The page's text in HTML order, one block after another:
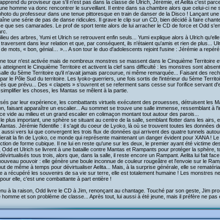
du proviseur que s'il n'est pas dans la classe de Ulrich, Jérémie, et Aelita c'est
homme va donc rencontrer le surveillant. Il entre dans sa chambre alors que celui-ci
du professeur dans une tenue pittoresque en train de danser de la Disco ! Lançant
une série de pas de danse ridicules. Il grave le clip sur un CD, bien décidé à faire
que ses camarades. Le prof de sport tente alors de lui arracher le CD de force et Odd
des arbres, Yumi et Ulrich se retrouvent enfin seuls... Yumi explique alors à Ulrich
traversent dans leur relation et que, par conséquent, ils n'étaient qu'amis et rien de plus...
mots, « bon, génial… »... A son tour le duo d'adolescents rejoint l'usine : Jérémie a
tour n'est activée mais de nombreux monstres se massent dans le Cinquième Territoire
atteignent le Cinquième Territoire et activent la clef sans difficulté : les monstres sont
du 5ème Territoire qu'il n'avait jamais parcourue, ni même remarquée... Faisant des
le Pôle Sud du territoire. Les lyoko-guerriers, une fois sortis de l'intérieur du 5ème
que prévu... Des « clapets » s'ouvrent et se referment sans cesse sur l'orifice servant
les choses, les Mantas se mêlent à la partie.
par leur expérience, les combattants virtuels exécutent des prouesses, détruisent les
faisant apparaître un escalier... Au sommet se trouve une salle immense, ressemblant à
vide au milieu et un grand escalier en colimaçon montant tout autour des parois...
plus important, une sphère se situant au centre de la salle, semblant flotter dans les airs,
Jérémie l'identifie : il s'agit du coeur de Lyoko, là où se trouvent toutes les données
aussi vers lui que convergent les trois flux de données qui arrivent des quatre tunnels
la fin de Lyoko, ce monde qui représente maintenant un danger évident pour XANA !
de forme cubique. Il ne lui en reste qu'une sur les deux, le premier ayant été victime
Odd et Ulrich se livrent à une bataille contre Mantas et Rampants pour protéger la sphère,
tous trois, alors que, dans la salle, il reste encore un Rampant. Aelita lui fait
pouvoir : elle génère une boule inconnue de couleur rougeâtre et l'envoie sur le
de même à temps pour dévirtualiser Aelita... Mais, à la surprise générale, elle se
a récupéré les souvenirs de sa vie sur terre, elle est totalement humaine ! Les monstres
elle, c'est une combattante à part entière !
à la raison, Odd livre le CD à Jim, renonçant au chantage. Touché par son geste, Jim
homme et son problème de classe... Après tout, lui aussi à été jeune, mais il préfère ne pas